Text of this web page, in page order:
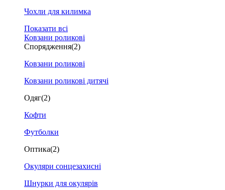
Чохли для килимка
Показати всі
Ковзани роликові
Спорядження(2)
Ковзани роликові
Ковзани роликові дитячі
Одяг(2)
Кофти
Футболки
Оптика(2)
Окуляри сонцезахисні
Шнурки для окулярів